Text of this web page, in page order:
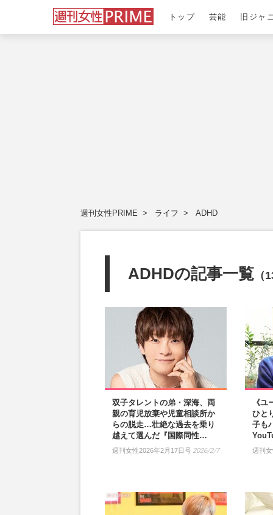
トップ 芸能 旧ジャ
週刊女性PRIME ライフ ADHD
ADHDの記事一覧 （
双子タレントの弟・深海、両
親の育児放棄や児童相談所か
らの脱走…壮絶な過去を乗り
越えて選んだ『国際同性…
週刊女性2026年2月17日号 2026/2/7
《
ひと
子も
週刊